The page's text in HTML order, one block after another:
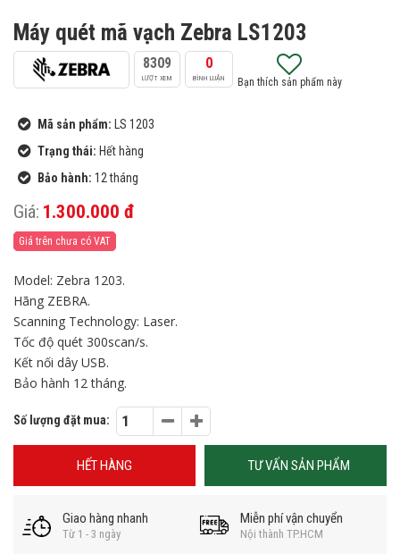
Máy quét mã vạch Zebra LS1203
8309
LƯỢT XEM
0
BÌNH LUẬN Bạn thích sản phẩm này
Mã sản phẩm: LS 1203
Trạng thái: Hết hàng
Bảo hành: 12 tháng
Giá: 1.300.000 đ
Giá trên chưa có VAT
Model: Zebra 1203.
Hãng ZEBRA.
Scanning Technology: Laser.
Tốc độ quét 300scan/s.
Kết nối dây USB.
Bảo hành 12 tháng.
Số lượng đặt mua:
HẾT HÀNG TƯ VẤN SẢN PHẨM
Giao hàng nhanh
Từ 1 - 3 ngày
Miễn phí vận chuyển
Nội thành TP.HCM